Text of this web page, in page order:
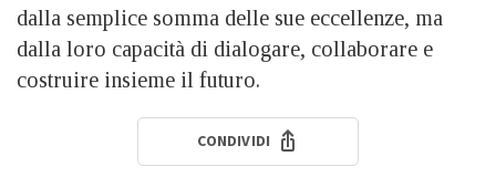
dalla semplice somma delle sue eccellenze, ma
dalla loro capacità di dialogare, collaborare e
costruire insieme il futuro.
CONDIVIDI